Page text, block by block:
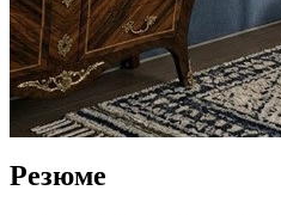
Резюме